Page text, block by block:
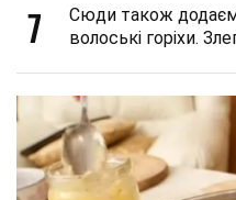
7
Сюди також
волоські горіхи.